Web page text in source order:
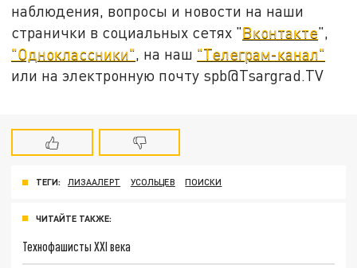
наблюдения, вопросы и новости на наши
странички в социальных сетях "Вконтакте",
"Одноклассники", на наш "Телеграм-канал"
или на электронную почту spb@Tsargrad.TV
ТЕГИ: ЛИЗААЛЕРТ УСОЛЬЦЕВ ПОИСКИ
ЧИТАЙТЕ ТАКЖЕ:
Технофашисты XXI века